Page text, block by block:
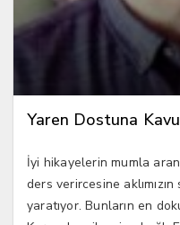
Yaren Dostuna
İyi hikayelerin mumla
ders verircesine
yaratıyor. Bunların en